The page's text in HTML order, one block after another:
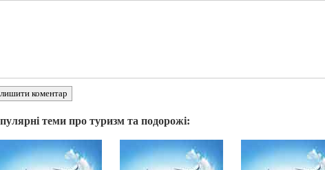
коментар
теми про туризм та подорожі: